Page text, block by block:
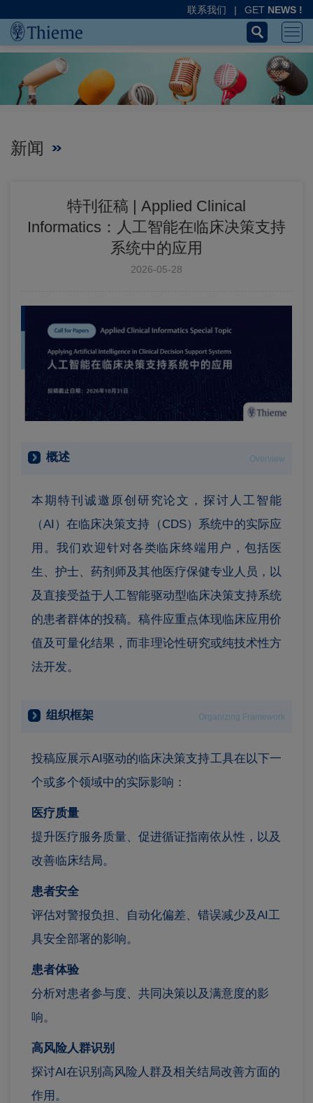
联系我们 | GET NEWS !
新闻
特刊征稿 | Applied Clinical
Informatics：人工智能在临床决策支持
系统中的应用
2026-05-28
概述 Overview
本期特刊诚邀原创研究论文，探讨人工智能
（AI）在临床决策支持（CDS）系统中的实际应
用。我们欢迎针对各类临床终端用户，包括医
生、护士、药剂师及其他医疗保健专业人员，以
及直接受益于人工智能驱动型临床决策支持系统
的患者群体的投稿。稿件应重点体现临床应用价
值及可量化结果，而非理论性研究或纯技术性方
法开发。
组织框架 Organizing Framework
投稿应展示AI驱动的临床决策支持工具在以下一
个或多个领域中的实际影响：
医疗质量
提升医疗服务质量、促进循证指南依从性，以及
改善临床结局。
患者安全
评估对警报负担、自动化偏差、错误减少及AI工
具安全部署的影响。
患者体验
分析对患者参与度、共同决策以及满意度的影
响。
高风险人群识别
探讨AI在识别高风险人群及相关结局改善方面的
作用。